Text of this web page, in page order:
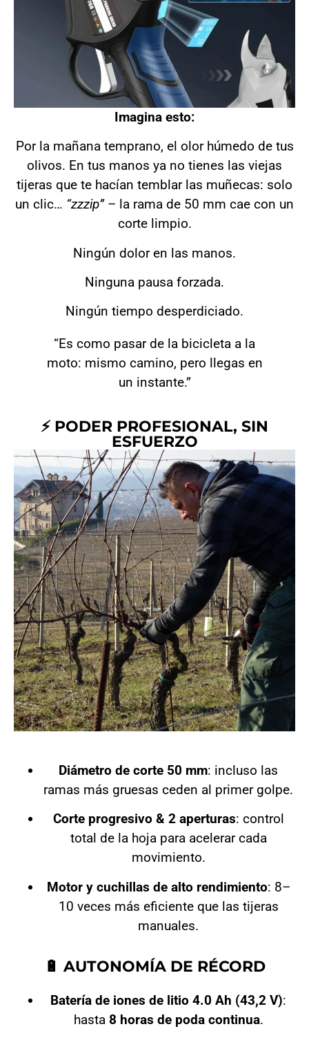
Imagina esto:
Por la mañana temprano, el olor húmedo de tus
olivos. En tus manos ya no tienes las viejas
tijeras que te hacían temblar las muñecas: solo
un clic… “zzzip”– la rama de 50 mm cae con un
corte limpio.
Ningún dolor en las manos.
Ninguna pausa forzada.
Ningún tiempo desperdiciado.
“Es como pasar de la bicicleta a la
moto: mismo camino, pero llegas en
un instante.”
⚡ PODER PROFESIONAL, SIN
ESFUERZO
Diámetro de corte 50 mm: incluso las
ramas más gruesas ceden al primer golpe.
Corte progresivo & 2 aperturas: control
total de la hoja para acelerar cada
movimiento.
Motor y cuchillas de alto rendimiento: 8–
10 veces más eficiente que las tijeras
manuales.
🔋 AUTONOMÍA DE RÉCORD
Batería de iones de litio 4.0 Ah (43,2 V):
hasta 8 horas de poda continua.